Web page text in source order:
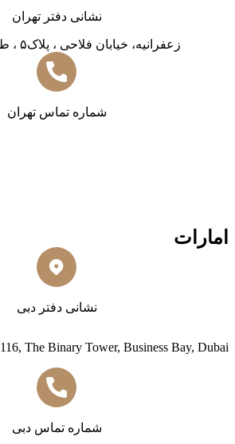
نشانی دفتر تهران
زعفرانیه، خیابان فلاحی ، پلاک۵ ، طبقه۲ ، واحد۴
شماره تماس تهران
امارات
نشانی دفتر دبی
116, The Binary Tower, Business Bay, Dubai
شماره تماس دبی